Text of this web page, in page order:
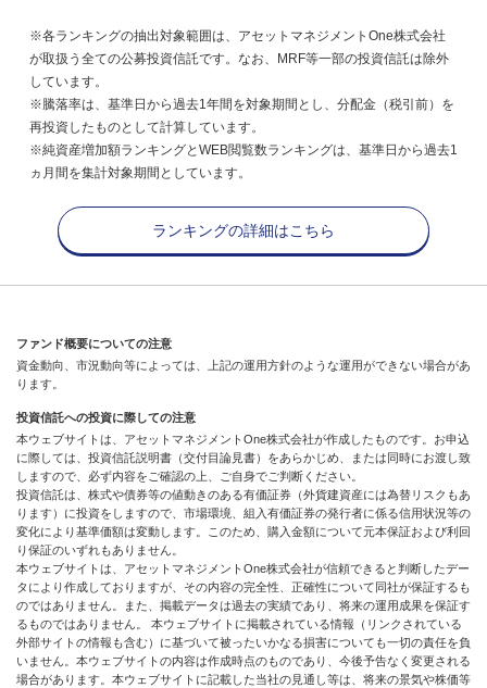
※各ランキングの抽出対象範囲は、アセットマネジメントOne株式会社
が取扱う全ての公募投資信託です。なお、MRF等一部の投資信託は除外
しています。
※騰落率は、基準日から過去1年間を対象期間とし、分配金（税引前）を
再投資したものとして計算しています。
※純資産増加額ランキングとWEB閲覧数ランキングは、基準日から過去1
ヵ月間を集計対象期間としています。
ランキングの詳細はこちら
ファンド概要についての注意
資金動向、市況動向等によっては、上記の運用方針のような運用ができない場合があ
ります。
投資信託への投資に際しての注意
本ウェブサイトは、アセットマネジメントOne株式会社が作成したものです。お申込
に際しては、投資信託説明書（交付目論見書）をあらかじめ、または同時にお渡し致
しますので、必ず内容をご確認の上、ご自身でご判断ください。
投資信託は、株式や債券等の値動きのある有価証券（外貨建資産には為替リスクもあ
ります）に投資をしますので、市場環境、組入有価証券の発行者に係る信用状況等の
変化により基準価額は変動します。このため、購入金額について元本保証および利回
り保証のいずれもありません。
本ウェブサイトは、アセットマネジメントOne株式会社が信頼できると判断したデー
タにより作成しておりますが、その内容の完全性、正確性について同社が保証するも
のではありません。また、掲載データは過去の実績であり、将来の運用成果を保証す
るものではありません。 本ウェブサイトに掲載されている情報（リンクされている
外部サイトの情報も含む）に基づいて被ったいかなる損害についても一切の責任を負
いません。本ウェブサイトの内容は作成時点のものであり、今後予告なく変更される
場合があります。本ウェブサイトに記載した当社の見通し等は、将来の景気や株価等